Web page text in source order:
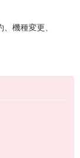
付
査
介
機種変更、
フトバンク)など
格安スマホまで幅